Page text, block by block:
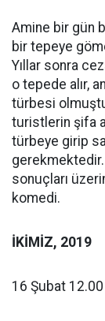
Amine bir gün
bir tepeye
Yıllar sonra
o tepede alır,
türbesi
turistlerin şifa
türbeye girip
sonuçları
komedi.
İKİMİZ, 2019
16 Şubat